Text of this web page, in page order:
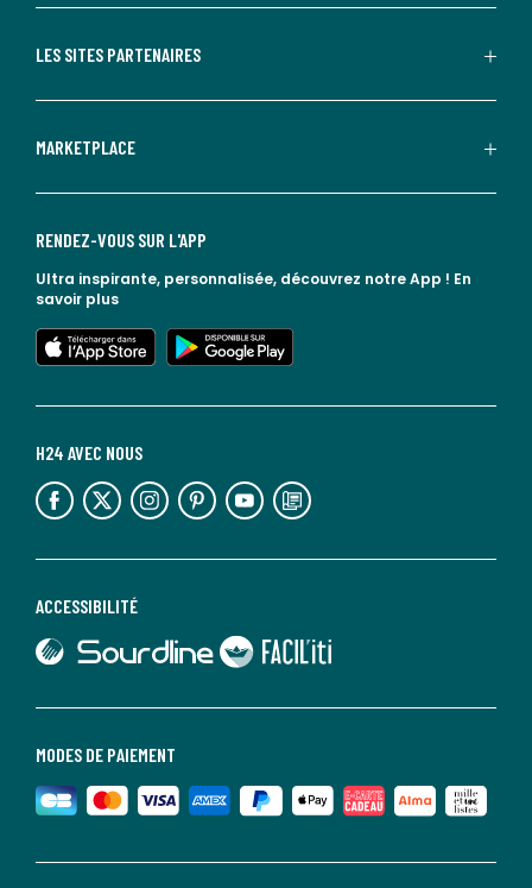
LES SITES PARTENAIRES
MARKETPLACE
MODES DE PAIEMENT
ACCESSIBILITÉ
lien vers Sourdline
lien vers Faciliti
H24 AVEC NOUS
lien vers l'espace réseaux sociaux lien vers l'espace réseaux sociaux lien vers l'espace réseaux sociaux lien vers l'espace réseaux sociaux lien vers l'espace réseaux sociaux lien vers le blog la redoute
RENDEZ-VOUS SUR L'APP
Ultra inspirante, personnalisée, découvrez notre App ! En
savoir plus
lien vers l'app store
lien vers google play